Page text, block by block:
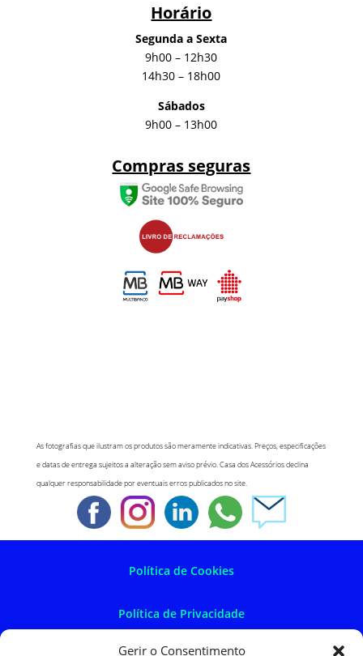
Gerir o Consentimento
Horário
Segunda a Sexta
9h00 – 12h30
14h30 – 18h00
Sábados
9h00 – 13h00
Compras seguras
As fotografias que ilustram os produtos são meramente indicativas. Preços, especificações
e datas de entrega sujeitos a alteração sem aviso prévio. Casa dos Acessórios declina
qualquer responsabilidade por eventuais erros publicados no site.
Política de Cookies
Política de Privacidade